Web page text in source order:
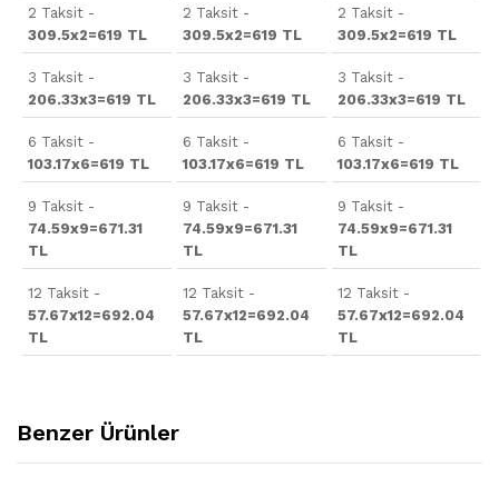
2 Taksit -
309.5x2=619 TL
3 Taksit -
206.33x3=619 TL
6 Taksit -
103.17x6=619 TL
9 Taksit -
74.59x9=671.31
TL
12 Taksit -
57.67x12=692.04
TL
2 Taksit -
309.5x2=619 TL
3 Taksit -
206.33x3=619 TL
6 Taksit -
103.17x6=619 TL
9 Taksit -
74.59x9=671.31
TL
12 Taksit -
57.67x12=692.04
TL
2 Taksit -
309.5x2=619 TL
3 Taksit -
206.33x3=619 TL
6 Taksit -
103.17x6=619 TL
9 Taksit -
74.59x9=671.31
TL
12 Taksit -
57.67x12=692.04
TL
Benzer Ürünler